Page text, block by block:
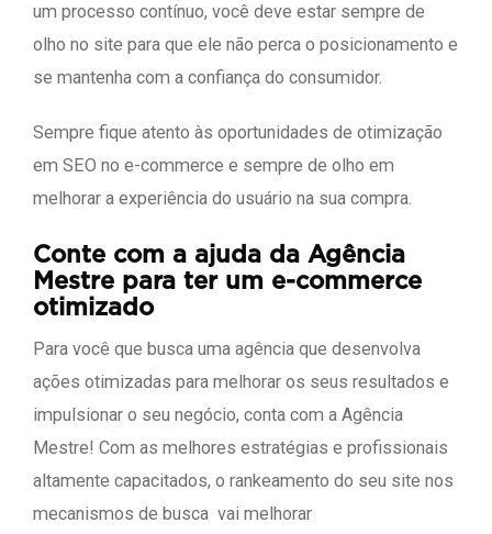
um processo contínuo, você deve estar sempre de
olho no site para que ele não perca o posicionamento e
se mantenha com a confiança do consumidor.
Sempre fique atento às oportunidades de otimização
em SEO no e-commerce e sempre de olho em
melhorar a experiência do usuário na sua compra.
Conte com a ajuda da Agência
Mestre para ter um e-commerce
otimizado
Para você que busca uma agência que desenvolva
ações otimizadas para melhorar os seus resultados e
impulsionar o seu negócio, conta com a Agência
Mestre! Com as melhores estratégias e profissionais
altamente capacitados, o rankeamento do seu site nos
mecanismos de busca vai melhorar